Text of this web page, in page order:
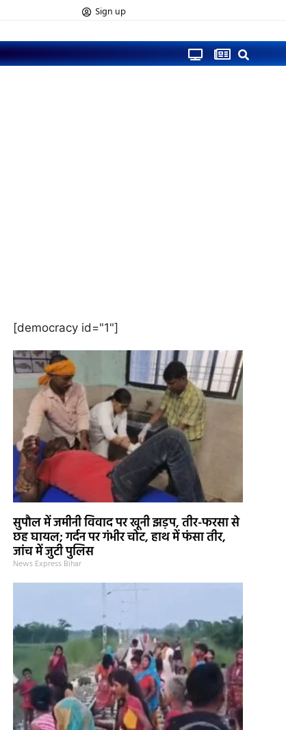
Sign up
[democracy id="1"]
सुपौल में जमीनी विवाद पर खूनी झड़प, तीर-फरसा से
छह घायल; गर्दन पर गंभीर चोट, हाथ में फंसा तीर,
जांच में जुटी पुलिस
News Express Bihar